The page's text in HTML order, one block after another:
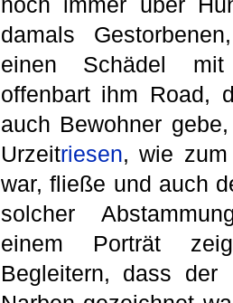
damals
einen Schädel
offenbart ihm Road,
auch Bewohner
Urzeitriesen, wie
war, fließe und auch
solcher
einem Porträt
Begleitern, dass der